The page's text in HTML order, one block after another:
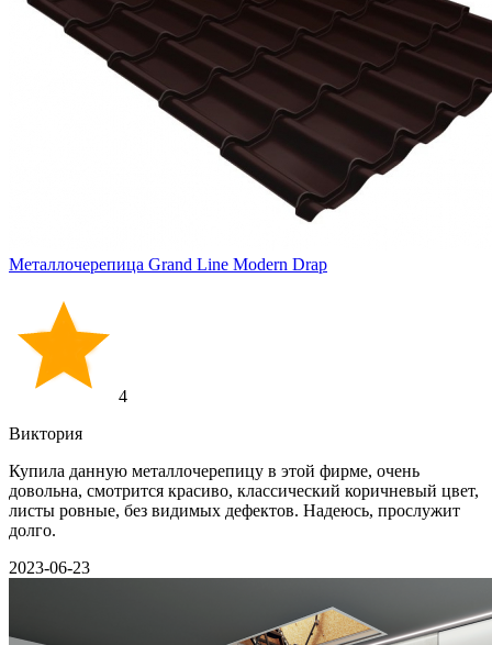
Металлочерепица Grand Line Modern Drap
4
Виктория
Купила данную металлочерепицу в этой фирме, очень
довольна, смотрится красиво, классический коричневый цвет,
листы ровные, без видимых дефектов. Надеюсь, прослужит
долго.
2023-06-23